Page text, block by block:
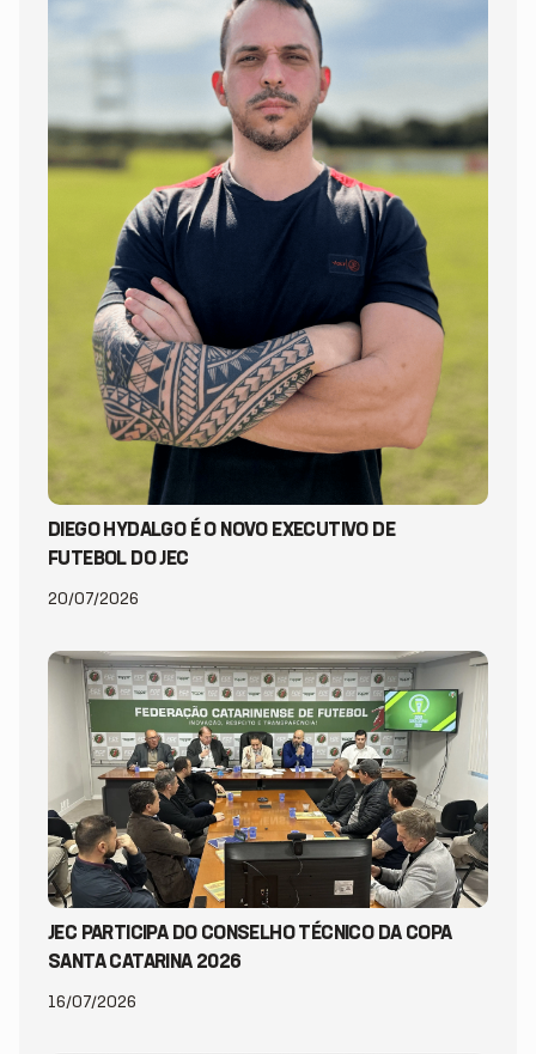
DIEGO HYDALGO É O NOVO EXECUTIVO DE
FUTEBOL DO JEC
20/07/2026
JEC PARTICIPA DO CONSELHO TÉCNICO DA COPA
SANTA CATARINA 2026
16/07/2026